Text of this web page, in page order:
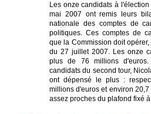
Les onze candidats à
mai 2007 ont remis leurs
nationale des comptes de
politiques. Ces comptes de
que la Commission doit
du 27 juillet 2007. Les onze
plus de 76 millions
candidats du second tour,
ont dépensé le plus :
millions d'euros et environ
assez proches du plafond fixé